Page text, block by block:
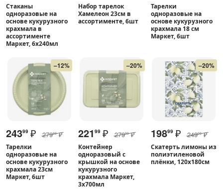
Стаканы
одноразовые на
основе кукурузного
крахмала в
ассортименте
Маркет, 6х240мл
Набор тарелок
Хамелеон 23см в
ассортименте, 6шт
Тарелки
одноразовые на
основе кукурузного
крахмала 18 см
Маркет, 6шт
–12%
24399 ₽ 27999 ₽
Тарелки
одноразовые на
основе кукурузного
крахмала 23см
Маркет, 6шт
–20%
22199 ₽ 27999 ₽
Контейнер
одноразовый с
крышкой на основе
кукурузного
крахмала Маркет,
3х700мл
–20%
19899 ₽ 24900 ₽
Скатерть лимоны из
полиэтиленовой
плёнки, 120х180см